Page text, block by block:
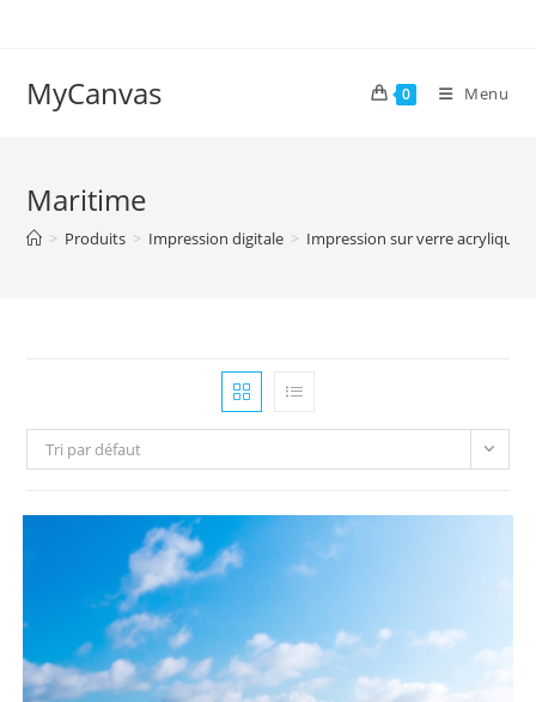
MyCanvas 0 Menu
Maritime
> Produits > Impression digitale > Impression sur verre acrylique
Tri par défaut